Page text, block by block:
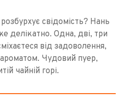
свідомість? Нань
делікатно. Одна, дві, три
від задоволення,
Чудовий пуер,
чайній горі.